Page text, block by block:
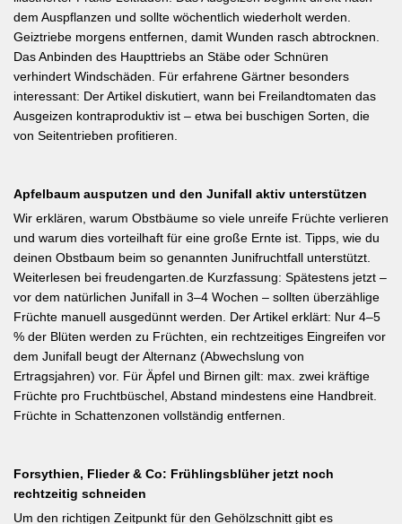
dem Auspflanzen und sollte wöchentlich wiederholt werden.
Geiztriebe morgens entfernen, damit Wunden rasch abtrocknen.
Das Anbinden des Haupttriebs an Stäbe oder Schnüren
verhindert Windschäden. Für erfahrene Gärtner besonders
interessant: Der Artikel diskutiert, wann bei Freilandtomaten das
Ausgeizen kontraproduktiv ist – etwa bei buschigen Sorten, die
von Seitentrieben profitieren.
Apfelbaum ausputzen und den Junifall aktiv unterstützen
Wir erklären, warum Obstbäume so viele unreife Früchte verlieren
und warum dies vorteilhaft für eine große Ernte ist. Tipps, wie du
deinen Obstbaum beim so genannten Junifruchtfall unterstützt.
Weiterlesen bei freudengarten.de Kurzfassung: Spätestens jetzt –
vor dem natürlichen Junifall in 3–4 Wochen – sollten überzählige
Früchte manuell ausgedünnt werden. Der Artikel erklärt: Nur 4–5
% der Blüten werden zu Früchten, ein rechtzeitiges Eingreifen vor
dem Junifall beugt der Alternanz (Abwechslung von
Ertragsjahren) vor. Für Äpfel und Birnen gilt: max. zwei kräftige
Früchte pro Fruchtbüschel, Abstand mindestens eine Handbreit.
Früchte in Schattenzonen vollständig entfernen.
Forsythien, Flieder & Co: Frühlingsblüher jetzt noch
rechtzeitig schneiden
Um den richtigen Zeitpunkt für den Gehölzschnitt gibt es